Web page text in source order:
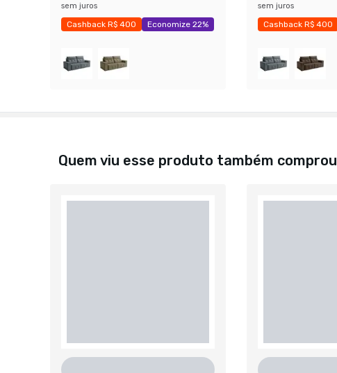
sem juros
Cashback R$ 400 Economize 22%
sem juros
Cashback R$ 400
Quem viu esse produto também comprou